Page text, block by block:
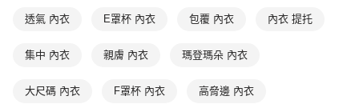
是否繳費成功／繳費後需取消欲退款等相關疑問，請聯繫「AFTEE先享後付
【注意事項】
易，需依本服務之必要範圍內提供個人資料，並將交易相關給付款項請求債
每筆NT$90，滿NT$1,000(含以上)免運費
7-11取貨付款
透氣 內衣 E罩杯 內衣 包覆 內衣 內衣 提托
集中 內衣 親膚 內衣 瑪登瑪朵 內衣
大尺碼 內衣 F罩杯 內衣 高脅邊 內衣